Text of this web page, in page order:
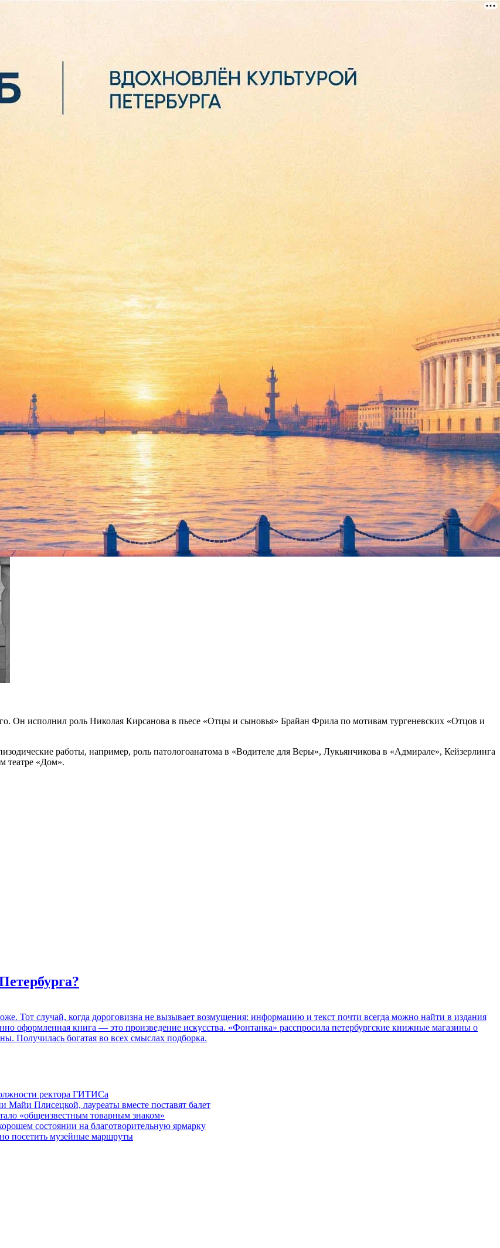
Виктор Шаврин
а также сериалах «Дети Арбата» и «Адмиралъ», скончался в возрасте 57 лет. Как отмечают СМИ, причиной смерти,
. «С прискорбием сообщаем, что сегодня утром после продолжительной болезни на 58-м году жизни умер
Валерьевичем мы сообщим отдельно», — подчеркнули здесь 30 декабря.
Он исполнил роль Николая Кирсанова в пьесе «Отцы и сыновья» Брайан Фрила по мотивам тургеневских «Отцов и
работы, например, роль патологоанатома в «Водителе для Веры», Лукьянчикова в «Адмирале», Кейзерлинга
театре «Дом».
Тот случай, когда дороговизна не вызывает возмущения: информацию и текст почти всегда можно найти в издания
оформленная книга — это произведение искусства. «Фонтанка» расспросила петербургские книжные магазины о
Получилась богатая во всех смыслах подборка.
ректора ГИТИСа
Плисецкой, лауреаты вместе поставят балет
«общеизвестным товарным знаком»
состоянии на благотворительную ярмарку
посетить музейные маршруты